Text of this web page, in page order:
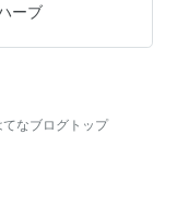
す植木鉢やベ
ーで物色してき
マリーとイチ
まんぷく２号
…
ーブ
てなブログトップ